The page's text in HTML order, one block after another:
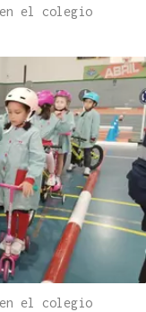
en el colegio
en el colegio